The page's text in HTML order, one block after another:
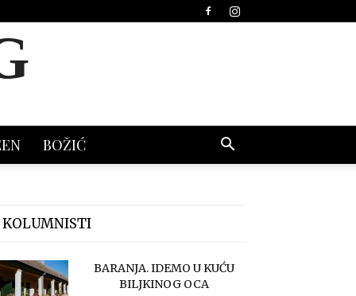
BOŽIĆ
KOLUMNISTI
BARANJA. IDEMO U KUĆU
BILJKINOG OCA